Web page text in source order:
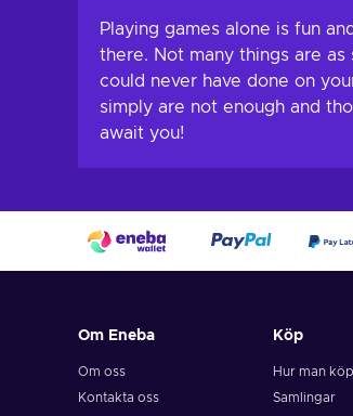
View offers
Playing games alone is fun
there. Not many things are
could never have done on
simply are not enough and
await you!
Om Eneba
Om oss
Kontakta oss
Köp
Hur man
Samlingar